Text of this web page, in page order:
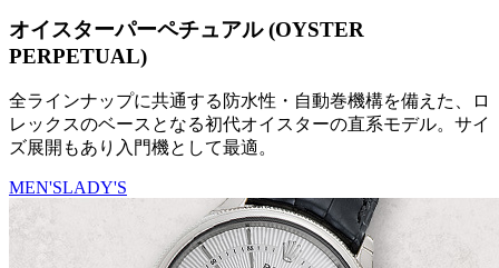
オイスターパーペチュアル (OYSTER
PERPETUAL)
全ラインナップに共通する防水性・自動巻機構を備えた、ロ
レックスのベースとなる初代オイスターの直系モデル。サイ
ズ展開もあり入門機として最適。
MEN'SLADY'S